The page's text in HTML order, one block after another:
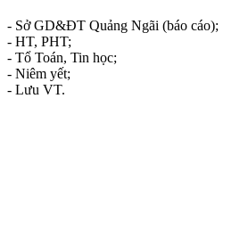
- Sở GD&ĐT Quảng Ngãi (báo cáo);
- HT, PHT;
- Tổ Toán, Tin học;
- Niêm yết;
- Lưu